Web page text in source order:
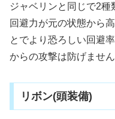
ジャベリンと同じで2種
回避力が元の状態から
とでより恐ろしい回避
からの攻撃は防げません
リボン(頭装備)